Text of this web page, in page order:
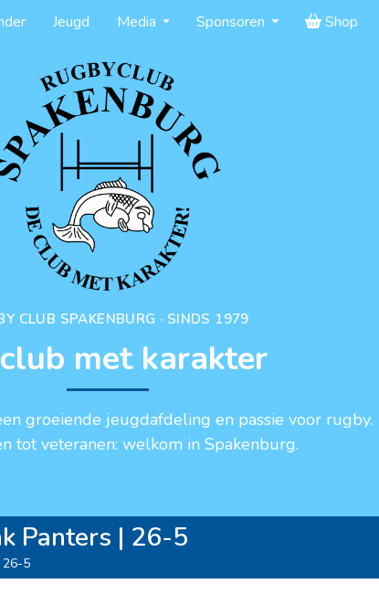
Jeugd Media Sponsoren Shop
CLUB SPAKENBURG · SINDS 1979
met karakter
groeiende jeugdafdeling en passie voor rugby.
tot veteranen: welkom in Spakenburg.
Panters | 26-5
26-5